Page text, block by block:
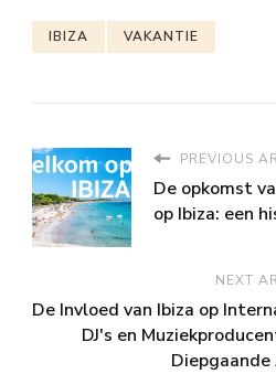
IBIZA VAKANTIE
PREVIOUS
De opkomst
op Ibiza: een
NEXT
De Invloed van Ibiza op
DJ's en